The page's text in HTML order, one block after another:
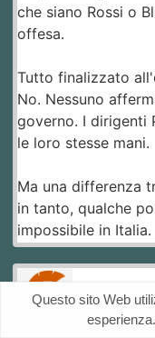
che siano Rossi o
offesa.
Tutto finalizzato
No. Nessuno
governo. I dirigenti
le loro stesse mani.
Ma una differenza
in tanto, qualche
impossibile in Italia.
Questo sito Web
esperienza.